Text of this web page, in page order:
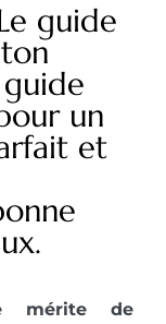
guide
un
et
mérite de